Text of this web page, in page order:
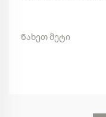
Ნახეთ მეტი